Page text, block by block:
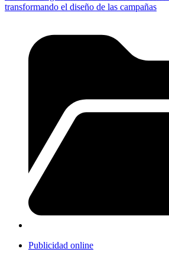
transformando el diseño de las campañas
Publicidad online